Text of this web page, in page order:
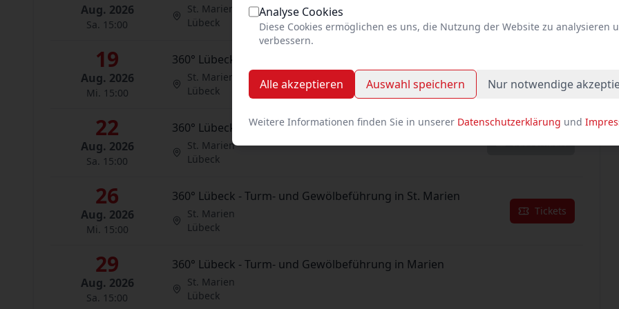
Aug. 2026
Sa. 15:00
St. Marien
Lübeck
19
Aug. 2026
Mi. 15:00
360° Lübeck - Turm- und Gewölbeführung in St. Marien
St. Marien
Lübeck
22
Aug. 2026
Sa. 15:00
360° Lübeck - Turm- und Gewölbeführung in Marien
St. Marien
Lübeck
ausverkauft
26
Aug. 2026
Mi. 15:00
360° Lübeck - Turm- und Gewölbeführung in St. Marien
St. Marien
Lübeck
Tickets
29
Aug. 2026
Sa. 15:00
360° Lübeck - Turm- und Gewölbeführung in Marien
St. Marien
Lübeck
Analyse Cookies
Diese Cookies ermöglichen es uns, die Nutzung der Website zu analysieren
verbessern.
Alle akzeptieren Auswahl speichern Nur notwendige
Weitere Informationen finden Sie in unserer Datenschutzerklärung und